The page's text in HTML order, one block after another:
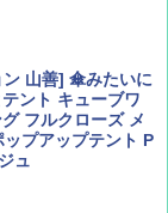
山善] 傘みたいに
ント キューブワ
フルクローズ メ
プアップテント P
ュ